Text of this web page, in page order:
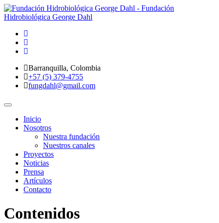
Barranquilla, Colombia
+57 (5) 379-4755
fungdahl@gmail.com
Toggle
navigation
Inicio
Nosotros
Nuestra fundación
Nuestros canales
Proyectos
Noticias
Prensa
Artículos
Contacto
Contenidos